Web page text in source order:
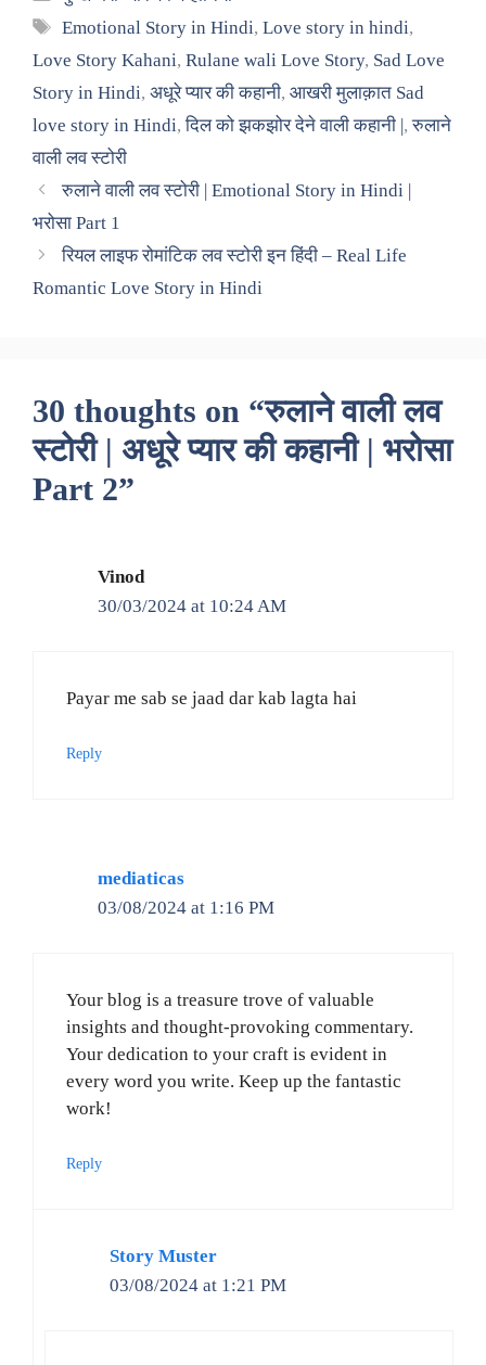
Tags
Emotional Story in Hindi,Love story in hindi,
Love Story Kahani, Rulane wali Love Story, Sad Love
Story in Hindi, अधूरे प्यार की कहानी, आखरी मुलाक़ात Sad
love story in Hindi,दिल को झकझोर देने वाली कहानी | ,रुलाने
वाली लव स्टोरी
रुलाने वाली लव स्टोरी | Emotional Story in Hindi |
भरोसा Part 1
रियल लाइफ रोमांटिक लव स्टोरी इन हिंदी – Real Life
Romantic Love Story in Hindi
30 thoughts on “रुलाने वाली लव
स्टोरी | अधूरे प्यार की कहानी | भरोसा
Part 2”
Vinod
30/03/2024 at 10:24 AM
Payar me sab se jaad dar kab lagta hai
Reply
mediaticas
03/08/2024 at 1:16 PM
Your blog is a treasure trove of valuable
insights and thought-provoking commentary.
Your dedication to your craft is evident in
every word you write. Keep up the fantastic
work!
Reply
Story Muster
03/08/2024 at 1:21 PM